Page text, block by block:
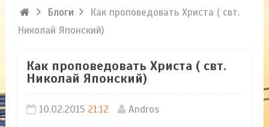
Блоги
Как проповедовать Христа ( свт.
Николай Японский)
Как проповедовать Христа ( свт.
Николай Японский)
10.02.2015 21:12
Andros